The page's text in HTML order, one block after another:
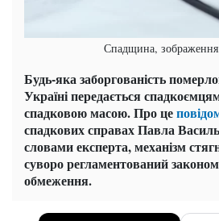
Спадщина,
Будь-яка заборгованість
Україні передається
спадковою масою. Про це
спадкових справах Павла
словами експерта, механізм
суворо регламентований
обмеження.